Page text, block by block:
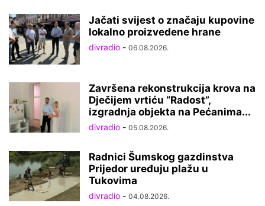
Jačati svijest o značaju kupovine
lokalno proizvedene hrane
divradio - 06.08.2026.
Završena rekonstrukcija krova na
Dječijem vrtiću “Radost”,
izgradnja objekta na Pećanima...
divradio - 05.08.2026.
Radnici Šumskog gazdinstva
Prijedor uređuju plažu u
Tukovima
divradio - 04.08.2026.